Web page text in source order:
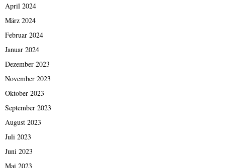
April 2024
März 2024
Februar 2024
Januar 2024
Dezember 2023
November 2023
Oktober 2023
September 2023
August 2023
Juli 2023
Juni 2023
Mai 2023